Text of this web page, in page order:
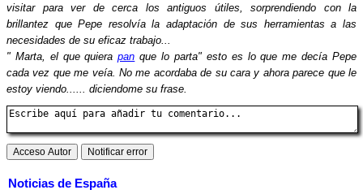
visitar para ver de cerca los antiguos útiles, sorprendiendo con la
brillantez que Pepe resolvía la adaptación de sus herramientas a las
necesidades de su eficaz trabajo...
" Marta, el que quierapan que lo parta" esto es lo que me decía Pepe
cada vez que me veía. No me acordaba de su cara y ahora parece que le
estoy viendo...... diciendome su frase.
Noticias de España